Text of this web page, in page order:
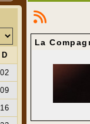
La